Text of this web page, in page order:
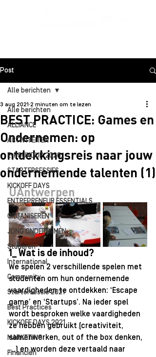
Post
Alle berichten
ALLIANCE
ACTIVITEITEN
E-ROUNDUP 2020
STARTERSESSIES
KICKOFF DAYS
ENTREPRENEUR ESSENTIALS
ORGANISEREN
JONG ONDERNEMEN
Studeren
International
Community
Startersessie 2021
Best Practices
KICKOFF DAYS 2021
MARKETING
Financiën
Alle berichten
BEST PRACTICE: Games en
Ondernemen: op
ontdekkingsreis naar jouw
ondernemende talenten (1)
3 aug 2021 2 minuten om te lezen
UAntwerpen
1_ Wat is de inhoud?
We spelen 2 verschillende spelen met
studenten om hun ondernemende
vaardigheden te ontdekken: ‘Escape
game’ en ‘Startups’. Na ieder spel
wordt besproken welke vaardigheden
ze hebben gebruikt (creativiteit,
samenwerken, out of the box denken,
…) en worden deze vertaald naar